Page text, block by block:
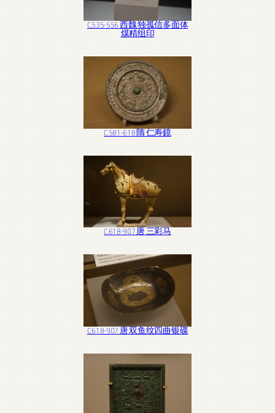
C.535-556 西魏 独孤信多面体
煤精组印
C.581-618 隋 仁寿鏡
C.618-907 唐 三彩马
C.618-907 唐 双鱼纹四曲银碟